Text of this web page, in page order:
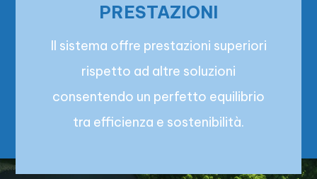
PRESTAZIONI
Il sistema offre prestazioni superiori
rispetto ad altre soluzioni
consentendo un perfetto equilibrio
tra efficienza e sostenibilità.